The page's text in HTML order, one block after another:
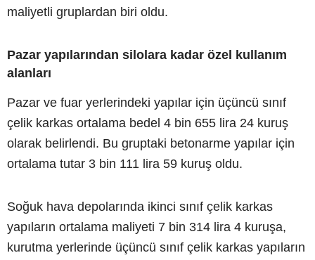
maliyetli gruplardan biri oldu.
Pazar yapılarından silolara kadar özel kullanım
alanları
Pazar ve fuar yerlerindeki yapılar için üçüncü sınıf
çelik karkas ortalama bedel 4 bin 655 lira 24 kuruş
olarak belirlendi. Bu gruptaki betonarme yapılar için
ortalama tutar 3 bin 111 lira 59 kuruş oldu.
Soğuk hava depolarında ikinci sınıf çelik karkas
yapıların ortalama maliyeti 7 bin 314 lira 4 kuruşa,
kurutma yerlerinde üçüncü sınıf çelik karkas yapıların